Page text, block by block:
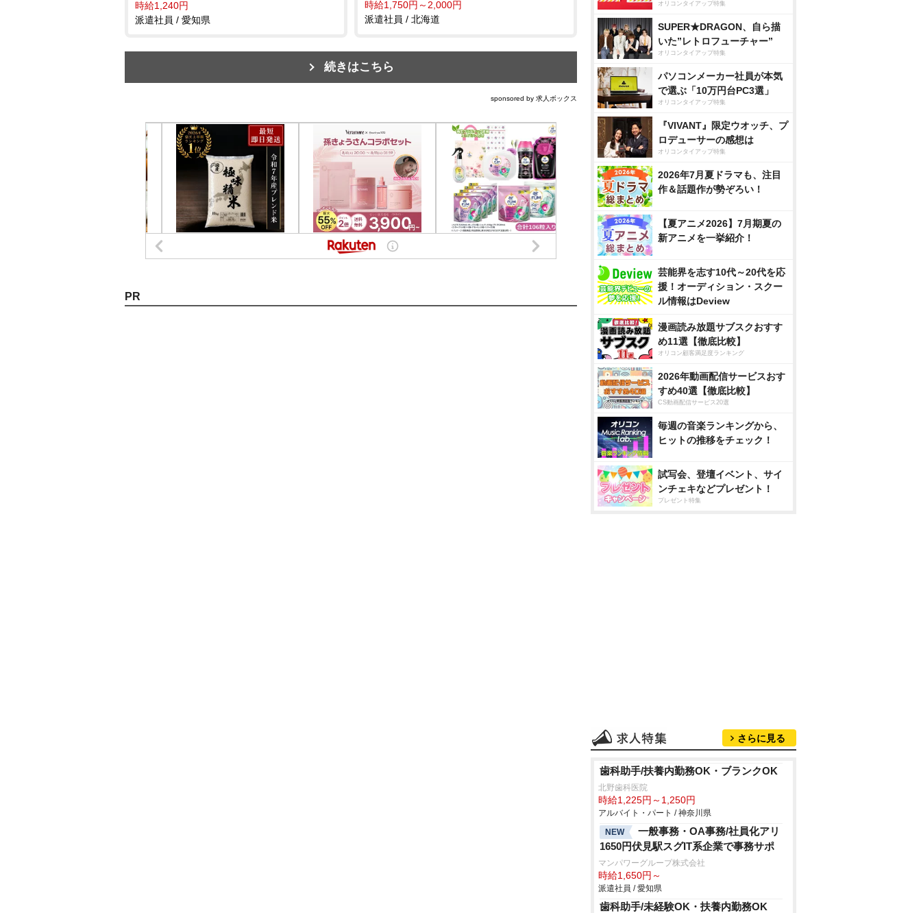
時給1,240円
派遣社員 / 愛知県
時給1,750円～2,000円
派遣社員 / 北海道
続きはこちら
sponsored by 求人ボックス
PR
オリコンタイアップ特集
SUPER★DRAGON、自ら描
いた”レトロフューチャー”
オリコンタイアップ特集
パソコンメーカー社員が本気
で選ぶ「10万円台PC3選」
オリコンタイアップ特集
『VIVANT』限定ウオッチ、プ
ロデューサーの感想は
オリコンタイアップ特集
2026年7月夏ドラマも、注目
作＆話題作が勢ぞろい！
【夏アニメ2026】7月期夏の
新アニメを一挙紹介！
芸能界を志す10代～20代を応
援！オーディション・スクー
ル情報はDeview
漫画読み放題サブスクおすす
め11選【徹底比較】
オリコン顧客満足度ランキング
2026年動画配信サービスおす
すめ40選【徹底比較】
CS動画配信サービス20選
毎週の音楽ランキングから、
ヒットの推移をチェック！
試写会、登壇イベント、サイ
ンチェキなどプレゼント！
プレゼント特集
さらに見る
歯科助手/扶養内勤務OK・ブランクOK
北野歯科医院
時給1,225円～1,250円
アルバイト・パート / 神奈川県
NEW
一般事務・OA事務/社員化アリ
1650円伏見駅スグIT系企業で事務サポ
マンパワーグループ株式会社
時給1,650円～
派遣社員 / 愛知県
歯科助手/未経験OK・扶養内勤務OK